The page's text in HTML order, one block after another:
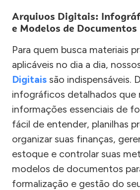
Arquivos Digitais:
e Modelos de Documentos
Para quem busca materiais
aplicáveis no dia a dia,
Digitais são indispensáveis.
infográficos detalhados que
informações essenciais de
fácil de entender, planilhas
organizar suas finanças,
estoque e controlar suas
modelos de documentos
formalização e gestão do